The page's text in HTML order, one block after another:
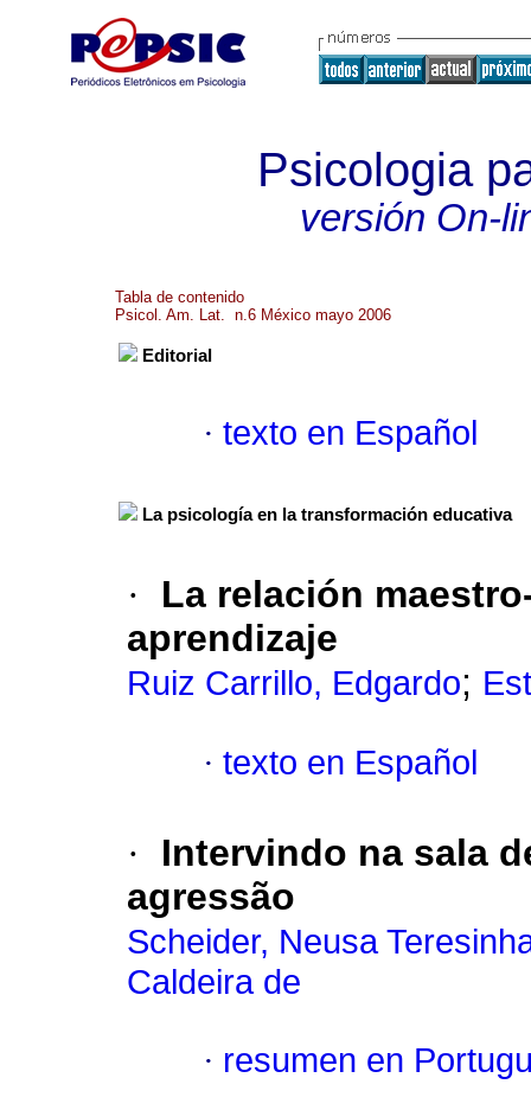
Psicologia
versión On-
Tabla de contenido
Psicol. Am. Lat. n.6 México mayo 2006
Editorial
· texto en Español
La psicología en la transformación educativa
·
La relación
aprendizaje
Ruiz Carrillo, Edgardo;
· texto en Español
·
Intervindo na sala
agressão
Scheider, Neusa
Caldeira de
· resumen en